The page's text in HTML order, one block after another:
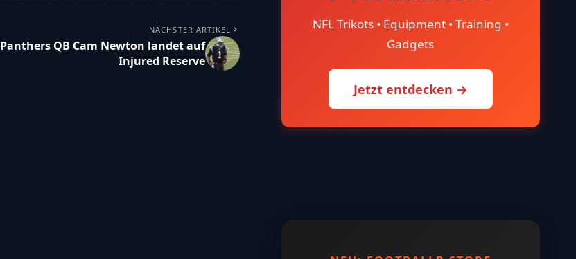
NÄCHSTER ARTIKEL
Panthers QB Cam Newton landet auf
Injured Reserve
NFL Trikots • Equipment • Training •
Gadgets
Jetzt entdecken →